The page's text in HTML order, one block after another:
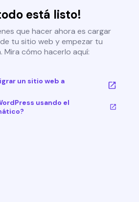
está listo!
que hacer ahora es cargar
tu sitio web y empezar tu
Mira cómo hacerlo aquí:
un sitio web a
usando el